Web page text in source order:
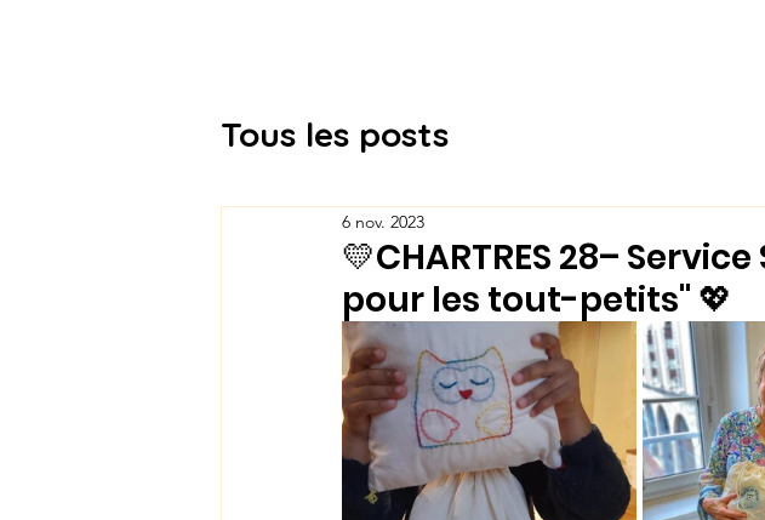
Tous les posts
💛CHARTRES 28–
pour les tout-petits" 💖
6 nov. 2023